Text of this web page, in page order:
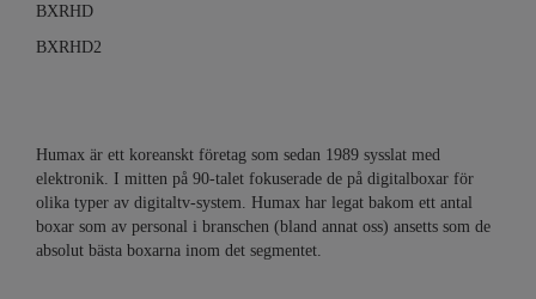
BXRHD
BXRHD2
Humax är ett koreanskt företag som sedan 1989 sysslat med
elektronik. I mitten på 90-talet fokuserade de på digitalboxar för
olika typer av digitaltv-system. Humax har legat bakom ett antal
boxar som av personal i branschen (bland annat oss) ansetts som de
absolut bästa boxarna inom det segmentet.